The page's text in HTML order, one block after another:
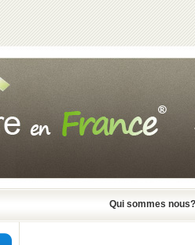
Qui sommes nous?